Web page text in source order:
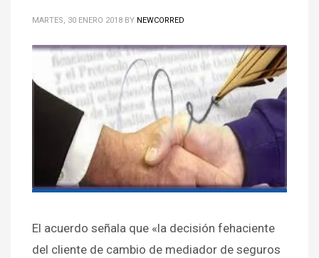
MARTES, 30 ENERO 2018 BY NEWCORRED
El acuerdo señala que «la decisión fehaciente
del cliente de cambio de mediador de seguros